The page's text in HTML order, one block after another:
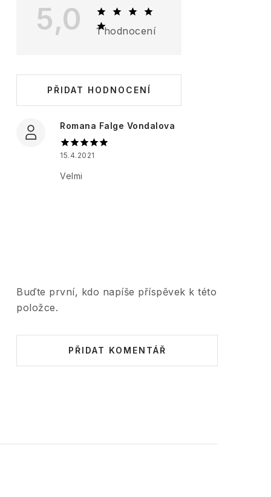
5,0 1 hodnocení
PŘIDAT HODNOCENÍ
d
c
Romana Falge Vondalova
15.4.2021
Velmi
Buďte první, kdo napíše příspěvek k této
položce.
PŘIDAT KOMENTÁŘ